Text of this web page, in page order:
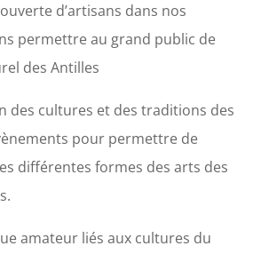
d’artisans dans nos
permettre au grand public de
des Antilles
des cultures et des traditions des
pour permettre de
différentes formes des arts des
amateur liés aux cultures du